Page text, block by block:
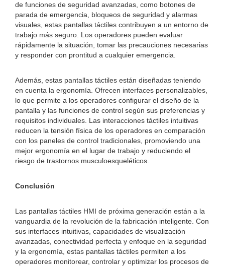
de funciones de seguridad avanzadas, como botones de
parada de emergencia, bloqueos de seguridad y alarmas
visuales, estas pantallas táctiles contribuyen a un entorno de
trabajo más seguro. Los operadores pueden evaluar
rápidamente la situación, tomar las precauciones necesarias
y responder con prontitud a cualquier emergencia.
Además, estas pantallas táctiles están diseñadas teniendo
en cuenta la ergonomía. Ofrecen interfaces personalizables,
lo que permite a los operadores configurar el diseño de la
pantalla y las funciones de control según sus preferencias y
requisitos individuales. Las interacciones táctiles intuitivas
reducen la tensión física de los operadores en comparación
con los paneles de control tradicionales, promoviendo una
mejor ergonomía en el lugar de trabajo y reduciendo el
riesgo de trastornos musculoesqueléticos.
Conclusión
Las pantallas táctiles HMI de próxima generación están a la
vanguardia de la revolución de la fabricación inteligente. Con
sus interfaces intuitivas, capacidades de visualización
avanzadas, conectividad perfecta y enfoque en la seguridad
y la ergonomía, estas pantallas táctiles permiten a los
operadores monitorear, controlar y optimizar los procesos de